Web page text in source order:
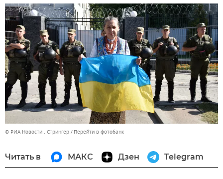
© РИА Новости . Стрингер Перейти в фотобанк
Читать в МАКС Дзен Telegram